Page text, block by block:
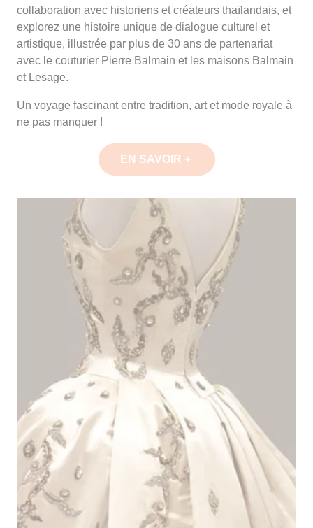
collaboration avec historiens et créateurs thaïlandais, et
explorez une histoire unique de dialogue culturel et
artistique, illustrée par plus de 30 ans de partenariat
avec le couturier Pierre Balmain et les maisons Balmain
et Lesage.
Un voyage fascinant entre tradition, art et mode royale à
ne pas manquer !
EN SAVOIR +